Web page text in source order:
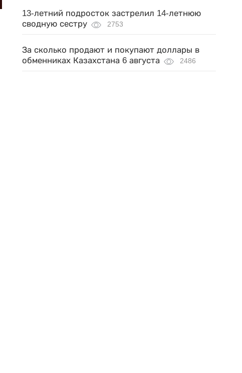
13-летний подросток застрелил 14-летнюю
сводную сестру
2753
За сколько продают и покупают доллары в
обменниках Казахстана 6 августа
2486